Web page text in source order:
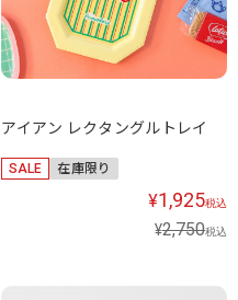
アイアン レクタングルトレイ
SALE 在庫限り
¥1,925税込
¥2,750税込